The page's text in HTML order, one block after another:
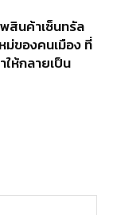
สินค้าเซ็นทรัล
ม่ของคนเมือง ที่
ห้กลายเป็น